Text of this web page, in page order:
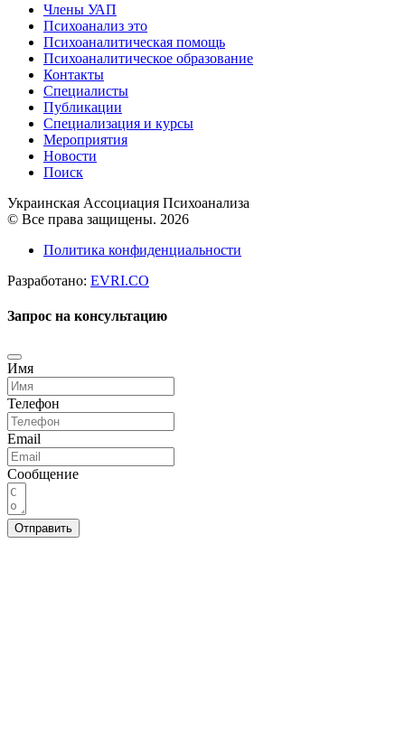
Члены УАП
Психоанализ это
Психоаналитическая помощь
Психоаналитическое образование
Контакты
Специалисты
Публикации
Специализация и курсы
Мероприятия
Новости
Поиск
Украинская Ассоциация Психоанализа
© Все права защищены. 2026
Политика конфиденциальности
Разработано: EVRI.CO
Запрос на консультацию
Имя
Телефон
Email
Сообщение
Отправить